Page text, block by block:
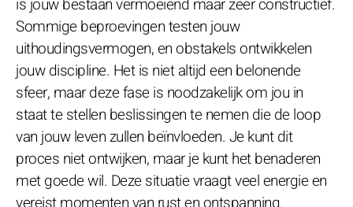
is jouw bestaan vermoeiend maar zeer constructief.
Sommige beproevingen testen jouw
uithoudingsvermogen, en obstakels ontwikkelen
jouw discipline. Het is niet altijd een belonende
sfeer, maar deze fase is noodzakelijk om jou in
staat te stellen beslissingen te nemen die de loop
van jouw leven zullen beïnvloeden. Je kunt dit
proces niet ontwijken, maar je kunt het benaderen
met goede wil. Deze situatie vraagt veel energie en